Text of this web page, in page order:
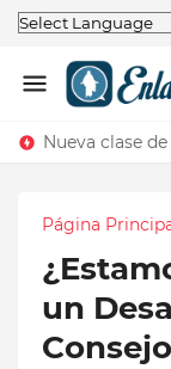
Página
un